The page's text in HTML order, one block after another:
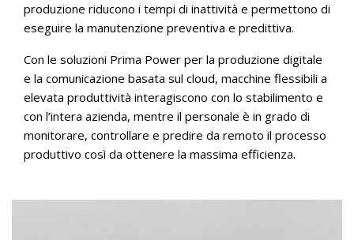
produzione riducono i tempi di inattività e permettono di
eseguire la manutenzione preventiva e predittiva.
Con le soluzioni Prima Power per la produzione digitale
e la comunicazione basata sul cloud, macchine flessibili a
elevata produttività interagiscono con lo stabilimento e
con l’intera azienda, mentre il personale è in grado di
monitorare, controllare e predire da remoto il processo
produttivo così da ottenere la massima efficienza.